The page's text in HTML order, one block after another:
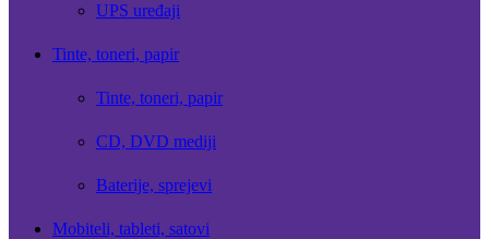
UPS uređaji
Tinte, toneri, papir
Tinte, toneri, papir
CD, DVD mediji
Baterije, sprejevi
Mobiteli, tableti, satovi